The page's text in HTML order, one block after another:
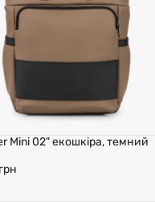
Mini 02" екошкіра, темний